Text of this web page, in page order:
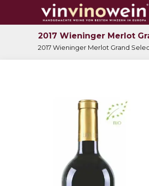
2017 Wieninger Merlot
2017 Wieninger Merlot Grand